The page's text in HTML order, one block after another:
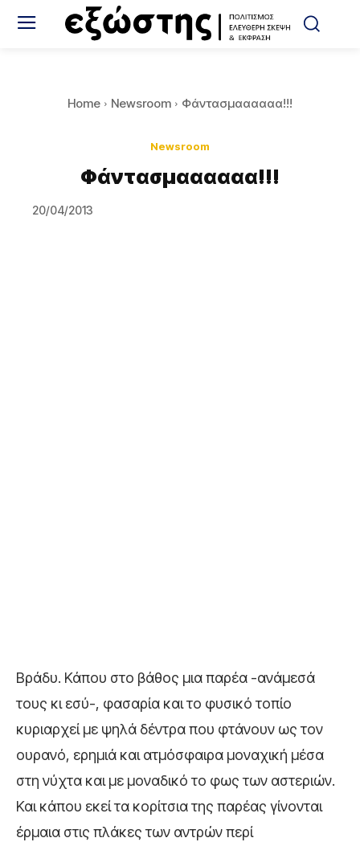
Home Newsroom Φάντασμαααααα!!!
Newsroom
Φάντασμαααααα!!!
20/04/2013
Βράδυ. Κάπου στο βάθος μια παρέα -ανάμεσά
τους κι εσύ-, φασαρία και το φυσικό τοπίο
κυριαρχεί με ψηλά δέντρα που φτάνουν ως τον
ουρανό, ερημιά και ατμόσφαιρα μοναχική μέσα
στη νύχτα και με μοναδικό το φως των αστεριών.
Και κάπου εκεί τα κορίτσια της παρέας γίνονται
έρμαια στις πλάκες των αντρών περί